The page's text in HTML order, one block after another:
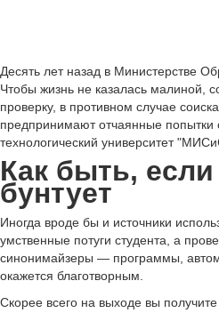
Десять лет назад в Министерстве
Чтобы жизнь не казалась малиной,
проверку, в противном случае
предпринимают отчаянные
технологический университет
Как быть,
бунтует
Иногда вроде бы и источники
умственные потуги студента, а
синонимайзеры — программы,
окажется благотворным.
Скорее всего на выходе вы